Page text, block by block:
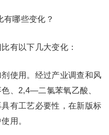
有哪些变化？
有以下几大变化：
使用。经过产业调查和风
、2,4—二氯苯氧乙酸、
有工艺必要性，在新版标
用。